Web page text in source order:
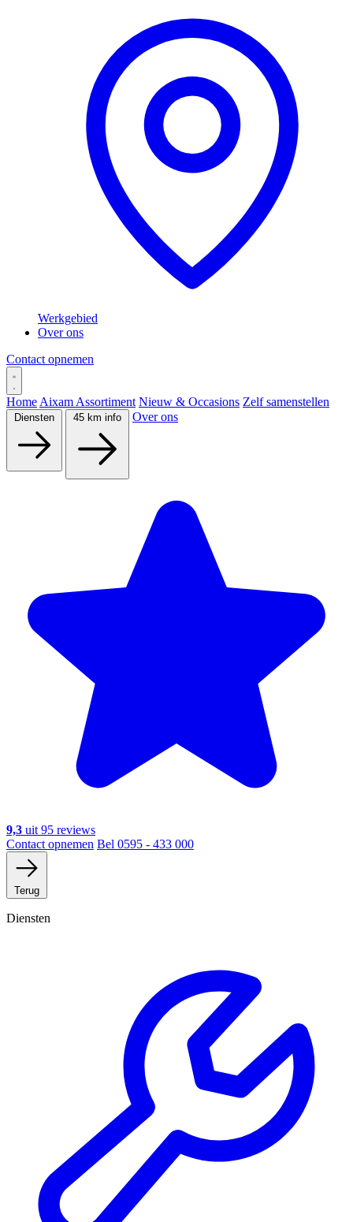
Werkgebied
Over ons
Contact opnemen
Home Aixam Assortiment Nieuw & Occasions Zelf samenstellen
Over ons
9,3 uit 95 reviews
Contact opnemen Bel 0595 - 433 000
Terug
Diensten